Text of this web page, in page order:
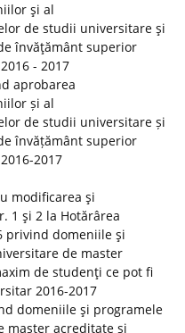
şi al
de studii universitare şi
învăţământ superior
- 2017
aprobarea
și al
de studii universitare și
învățământ superior
2017
modificarea şi
1 şi 2 la Hotărârea
privind domeniile şi
de master
de studenţi ce pot fi
2016-2017
domeniile şi programele
master acreditate şi